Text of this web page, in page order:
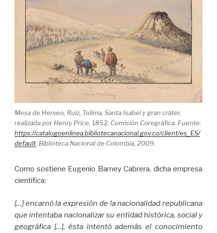
Mesa de Herveo, Ruíz, Tolima, Santa Isabel y gran cráter,
realizada por Henry Price, 1852. Comisión Corográfica. Fuente:
https://catalogoenlinea.bibliotecanacional.gov.co/client/es_ES/
default . Biblioteca Nacional de Colombia, 2009.
Como sostiene Eugenio Barney Cabrera, dicha empresa
científica:
[…] encarnó la expresión de la nacionalidad republicana
que intentaba nacionalizar su entidad histórica, social y
geográfica […], ésta intentó además el conocimiento